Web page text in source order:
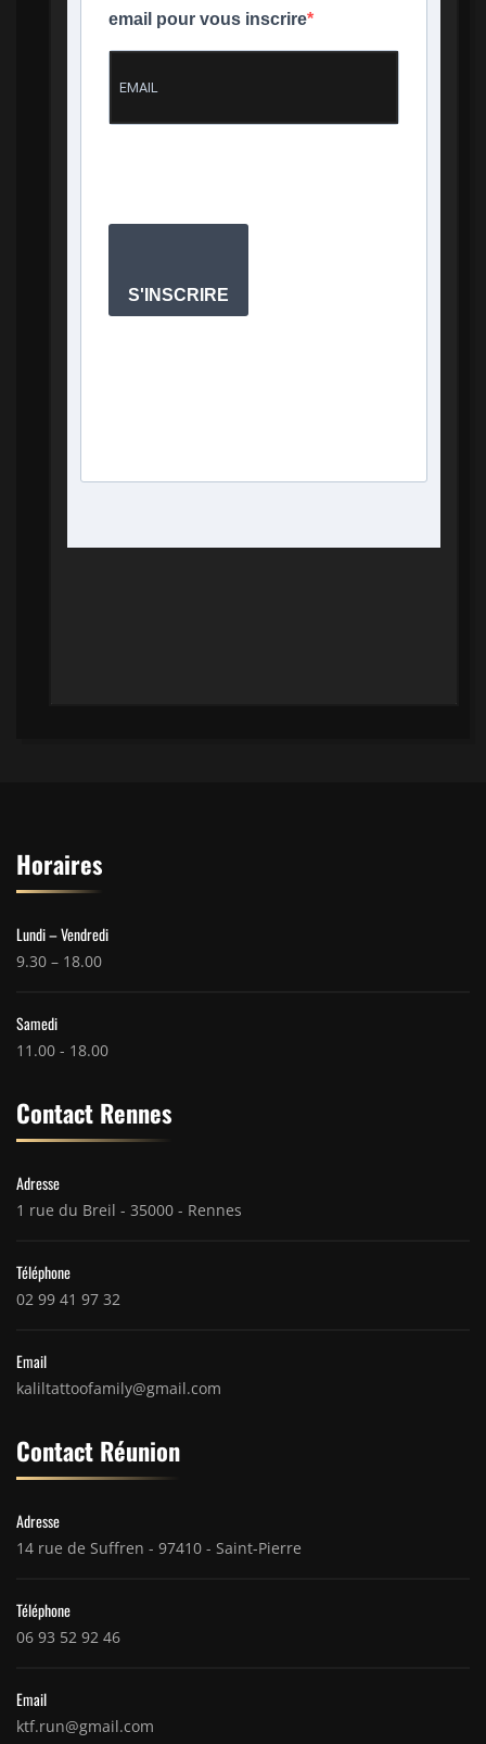
email pour vous inscrire
S'INSCRIRE
Horaires
Lundi – Vendredi
9.30 – 18.00
Samedi
11.00 - 18.00
Contact Rennes
Adresse
1 rue du Breil - 35000 - Rennes
Téléphone
02 99 41 97 32
Email
kaliltattoofamily@gmail.com
Contact Réunion
Adresse
14 rue de Suffren - 97410 - Saint-Pierre
Téléphone
06 93 52 92 46
Email
ktf.run@gmail.com